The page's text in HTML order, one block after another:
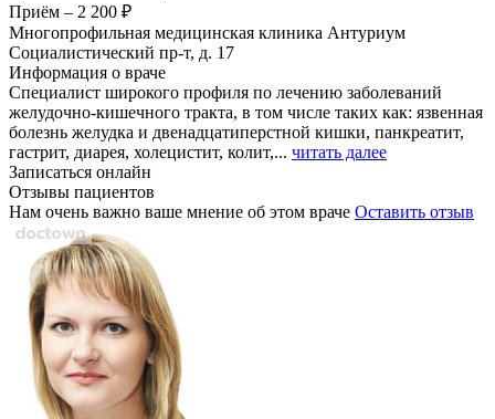
Приём – 2 200 ₽
Многопрофильная медицинская клиника Антуриум
Социалистический пр-т, д. 17
Информация о враче
Специалист широкого профиля по лечению заболеваний
желудочно-кишечного тракта, в том числе таких как: язвенная
болезнь желудка и двенадцатиперстной кишки, панкреатит,
гастрит, диарея, холецистит, колит,... читать далее
Записаться онлайн
Отзывы пациентов
Нам очень важно ваше мнение об этом враче Оставить отзыв